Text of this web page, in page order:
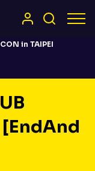
in TAIPEI
[EndAnd